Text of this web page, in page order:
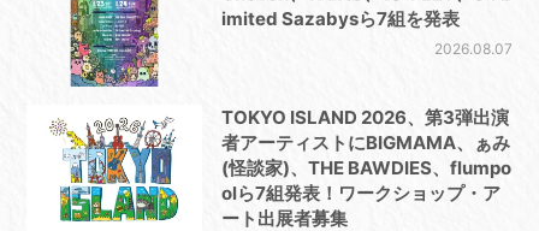
imited Sazabysら7組を発表
2026.08.07
TOKYO ISLAND 2026、第3弾出演
者アーティストにBIGMAMA、ぁみ
(怪談家)、THE BAWDIES、flumpo
olら7組発表！ワークショップ・ア
ート出展者募集